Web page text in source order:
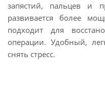
запястий, пальцев и
развивается более
подходит для
операции. Удобный,
снять стресс.